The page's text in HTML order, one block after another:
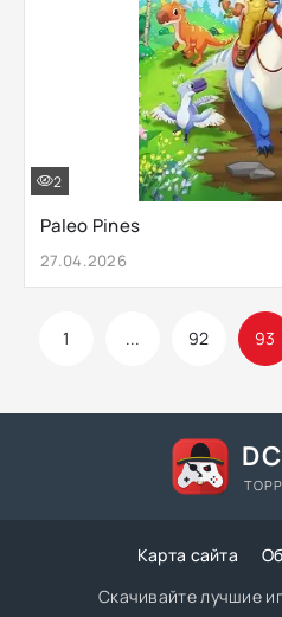
Paleo Pines
27.04.2026
2
1 ... 92 93
Карта сайта
Скачивайте лучшие